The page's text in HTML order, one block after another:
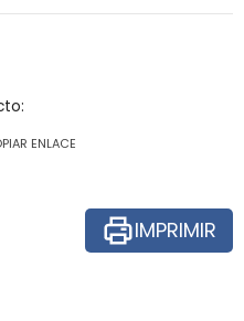
ENLACE
IMPRIMIR